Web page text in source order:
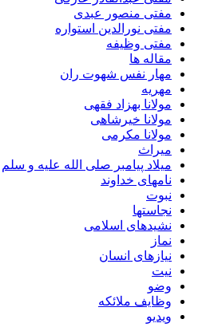
مفتی منصور عبدی
مفتی نورالدین استواره
مفتی وظیفه
مقاله ها
مهار نفس شهوت ران
مهریه
مولانا بهزاد فقهی
مولانا خیرشاهی
مولانا مکرمی
میراث
میلاد پیامبر صلی الله علیه و سلم
نامهای خداوند
نبوت
نجاستها
نشیدهای اسلامی
نماز
نیازهای انسان
نیت
وضو
وظایف ملائکه
ویدیو